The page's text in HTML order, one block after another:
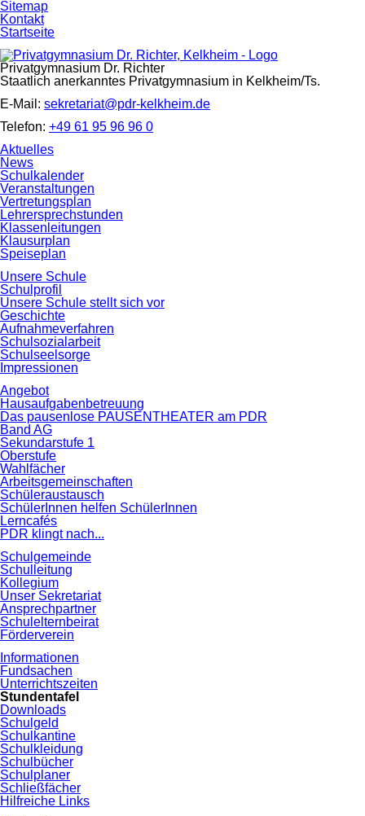
Navigation
überspringen
Sitemap
Kontakt
Startseite
Privatgymnasium Dr. Richter
Staatlich anerkanntes Privatgymnasium in Kelkheim/Ts.
E-Mail: sekretariat@pdr-kelkheim.de
Telefon: +49 61 95 96 96 0
Navigation
überspringen
Aktuelles
News
Schulkalender
Veranstaltungen
Vertretungsplan
Lehrersprechstunden
Klassenleitungen
Klausurplan
Speiseplan
Unsere Schule
Schulprofil
Unsere Schule stellt sich vor
Geschichte
Aufnahmeverfahren
Schulsozialarbeit
Schulseelsorge
Impressionen
Angebot
Hausaufgabenbetreuung
Das pausenlose PAUSENTHEATER am PDR
Band AG
Sekundarstufe 1
Oberstufe
Wahlfächer
Arbeitsgemeinschaften
Schüleraustausch
SchülerInnen helfen SchülerInnen
Lerncafés
PDR klingt nach...
Schulgemeinde
Schulleitung
Kollegium
Unser Sekretariat
Ansprechpartner
Schulelternbeirat
Förderverein
Informationen
Fundsachen
Unterrichtszeiten
Stundentafel
Downloads
Schulgeld
Schulkantine
Schulkleidung
Schulbücher
Schulplaner
Schließfächer
Hilfreiche Links